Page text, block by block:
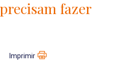
fazer
Imprimir